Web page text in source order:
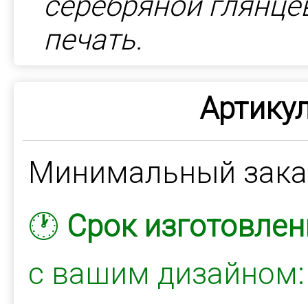
печать.
Минимальный
🕐 Срок
с вашим